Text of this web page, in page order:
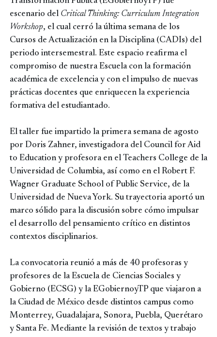
escenario del Critical Thinking: Curriculum Integration
Workshop, el cual cerró la última semana de los
Cursos de Actualización en la Disciplina (CADIs) del
periodo intersemestral. Este espacio reafirma el
compromiso de nuestra Escuela con la formación
académica de excelencia y con el impulso de nuevas
prácticas docentes que enriquecen la experiencia
formativa del estudiantado.
El taller fue impartido la primera semana de agosto
por Doris Zahner, investigadora del Council for Aid
to Education y profesora en el Teachers College de la
Universidad de Columbia, así como en el Robert F.
Wagner Graduate School of Public Service, de la
Universidad de Nueva York. Su trayectoria aportó un
marco sólido para la discusión sobre cómo impulsar
el desarrollo del pensamiento crítico en distintos
contextos disciplinarios.
La convocatoria reunió a más de 40 profesoras y
profesores de la Escuela de Ciencias Sociales y
Gobierno (ECSG) y la EGobiernoyTP que viajaron a
la Ciudad de México desde distintos campus como
Monterrey, Guadalajara, Sonora, Puebla, Querétaro
y Santa Fe. Mediante la revisión de textos y trabajo